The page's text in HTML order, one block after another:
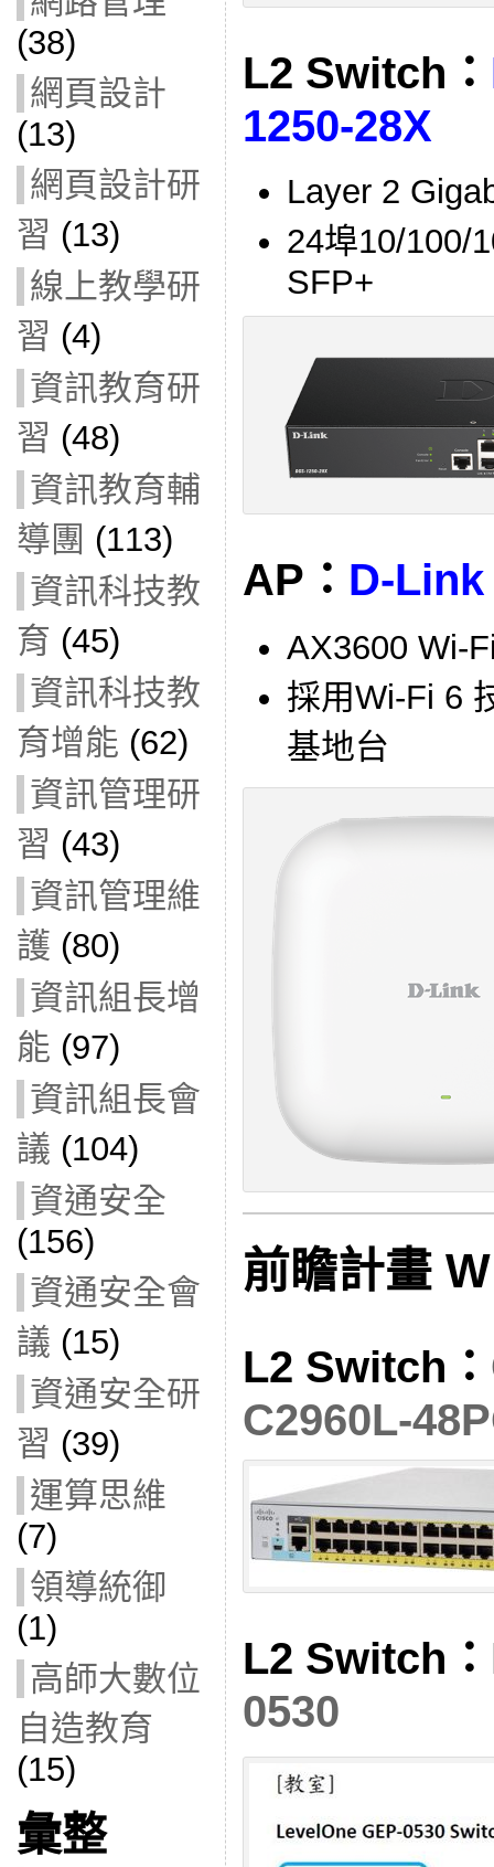
(38)
網頁設計
(13)
網頁設計研
習 (13)
線上教學研
習 (4)
資訊教育研
習 (48)
資訊教育輔
導團 (113)
資訊科技教
育 (45)
資訊科技教
育增能 (62)
資訊管理研
習 (43)
資訊管理維
護 (80)
資訊組長增
能 (97)
資訊組長會
議 (104)
資通安全
(156)
資通安全會
議 (15)
資通安全研
習 (39)
運算思維
(7)
領導統御
(1)
高師大數位
自造教育
(15)
彙整
L2 Switch：
1250-28X
Layer 2
24埠10/100/
SFP+
AP： D-Link
AX3600 Wi-
採用Wi-Fi 6
基地台
前瞻計畫
L2 Switch：
C2960L-
L2 Switch：
0530